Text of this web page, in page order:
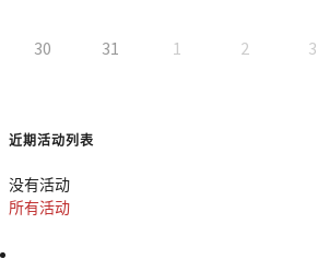
30 31 1 2 3
近期活动列表
没有活动
所有活动